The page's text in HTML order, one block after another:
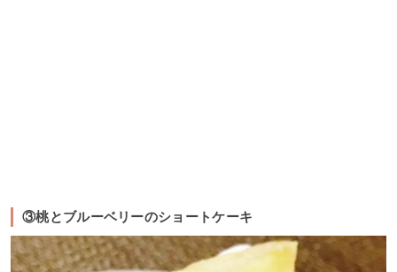
③桃とブルーベリーのショートケーキ